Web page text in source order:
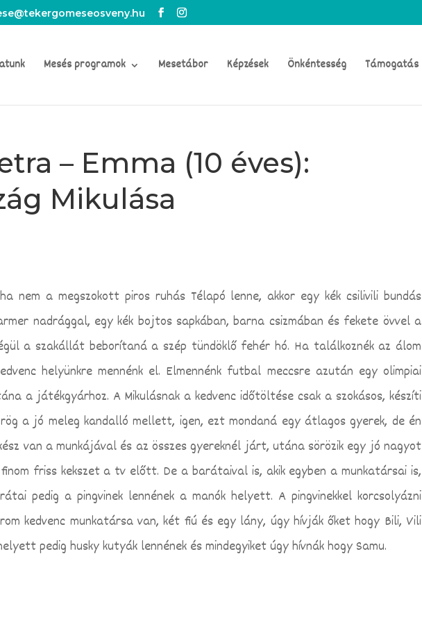
Mesés programok Mesetábor Képzések Önkéntesség Támogatás
– Emma (10 éves):
Mikulása
nem a megszokott piros ruhás Télapó lenne, akkor egy kék csilivili bundás
nadrággal, egy kék bojtos sapkában, barna csizmában és fekete övvel a
a szakállát beborítaná a szép tündöklő fehér hó. Ha találkoznék az álom
helyünkre mennénk el. Elmennénk futbal meccsre azután egy olimpiai
a játékgyárhoz. A Mikulásnak a kedvenc időtöltése csak a szokásos, készíti
a jó meleg kandalló mellett, igen, ezt mondaná egy átlagos gyerek, de én
van a munkájával és az összes gyereknél járt, utána sörözik egy jó nagyot
friss kekszet a tv előtt. De a barátaival is, akik egyben a munkatársai is,
pedig a pingvinek lennének a manók helyett. A pingvinekkel korcsolyázni
kedvenc munkatársa van, két fiú és egy lány, úgy hívják őket hogy Bili, Vili
pedig husky kutyák lennének és mindegyiket úgy hívnák hogy Samu.